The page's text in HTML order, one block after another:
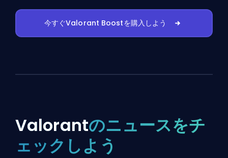
今すぐValorant Boostを購入しよう
Valorantのニュースをチ
ェックしよう